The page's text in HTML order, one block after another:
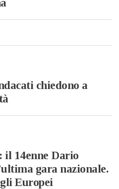
chiedono a
14enne Dario
gara nazionale.
Europei